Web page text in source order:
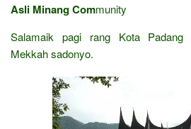
Asli Minang Community
Salamaik pagi rang Kota Padang
Mekkah sadonyo.